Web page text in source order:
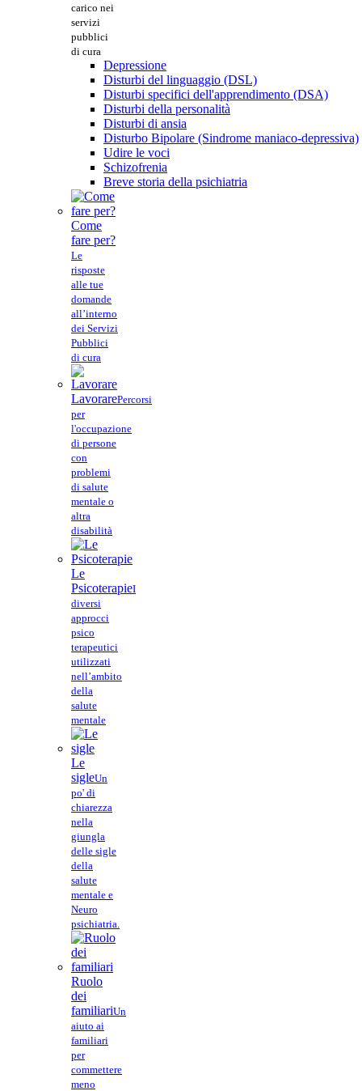
carico nei
servizi
pubblici
di cura
Depressione
Disturbi del linguaggio (DSL)
Disturbi specifici dell'apprendimento (DSA)
Disturbi della personalità
Disturbi di ansia
Disturbo Bipolare (Sindrome maniaco-depressiva)
Udire le voci
Schizofrenia
Breve storia della psichiatria
Come
fare per?
Le
risposte
alle tue
domande
all’interno
dei Servizi
Pubblici
di cura
LavorarePercorsi
per
l'occupazione
di persone
con
problemi
di salute
mentale o
altra
disabilità
Le
PsicoterapieI
diversi
approcci
psico
terapeutici
utilizzati
nell’ambito
della
salute
mentale
Le
sigleUn
po' di
chiarezza
nella
giungla
delle sigle
della
salute
mentale e
Neuro
psichiatria.
Ruolo
dei
familiariUn
aiuto ai
familiari
per
commettere
meno